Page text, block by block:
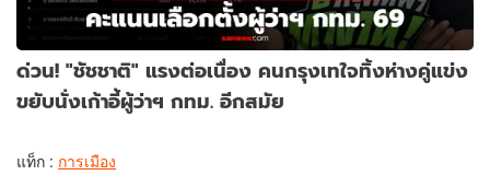
ด่วน! "ชัชชาติ" แรงต่อเนื่อง คนกรุงเทใจทิ้งห่างคู่แข่ง
ขยับนั่งเก้าอี้ผู้ว่าฯ กทม. อีกสมัย
แท็ก : การเมือง